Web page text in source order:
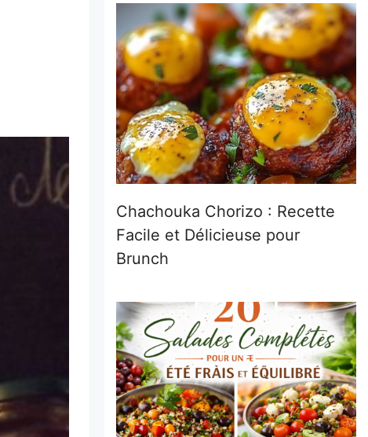
Chachouka Chorizo : Recette
Facile et Délicieuse pour
Brunch